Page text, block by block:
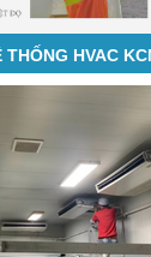
HVAC